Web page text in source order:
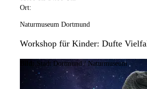
Ort:
Naturmuseum Dortmund
Workshop für Kinder: Dufte
Stadt Dortmund / Naturmuseum